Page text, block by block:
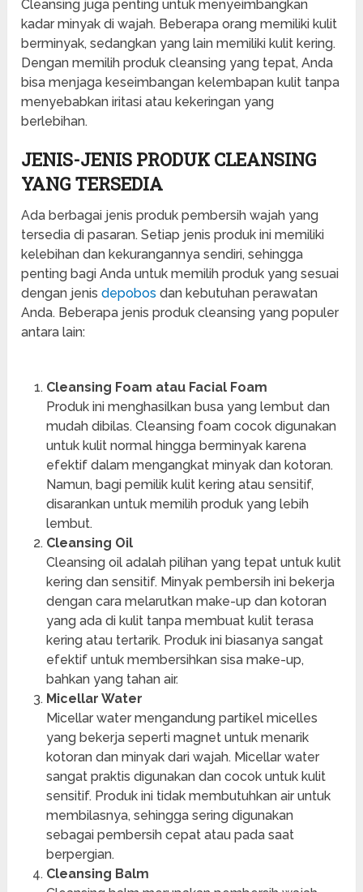
Cleansing juga penting untuk menyeimbangkan
kadar minyak di wajah. Beberapa orang memiliki kulit
berminyak, sedangkan yang lain memiliki kulit kering.
Dengan memilih produk cleansing yang tepat, Anda
bisa menjaga keseimbangan kelembapan kulit tanpa
menyebabkan iritasi atau kekeringan yang
berlebihan.
JENIS-JENIS PRODUK CLEANSING
YANG TERSEDIA
Ada berbagai jenis produk pembersih wajah yang
tersedia di pasaran. Setiap jenis produk ini memiliki
kelebihan dan kekurangannya sendiri, sehingga
penting bagi Anda untuk memilih produk yang sesuai
dengan jenisdepobos dan kebutuhan perawatan
Anda. Beberapa jenis produk cleansing yang populer
antara lain:
Cleansing Foam atau Facial Foam
Produk ini menghasilkan busa yang lembut dan
mudah dibilas. Cleansing foam cocok digunakan
untuk kulit normal hingga berminyak karena
efektif dalam mengangkat minyak dan kotoran.
Namun, bagi pemilik kulit kering atau sensitif,
disarankan untuk memilih produk yang lebih
lembut.
Cleansing Oil
Cleansing oil adalah pilihan yang tepat untuk kulit
kering dan sensitif. Minyak pembersih ini bekerja
dengan cara melarutkan make-up dan kotoran
yang ada di kulit tanpa membuat kulit terasa
kering atau tertarik. Produk ini biasanya sangat
efektif untuk membersihkan sisa make-up,
bahkan yang tahan air.
Micellar Water
Micellar water mengandung partikel micelles
yang bekerja seperti magnet untuk menarik
kotoran dan minyak dari wajah. Micellar water
sangat praktis digunakan dan cocok untuk kulit
sensitif. Produk ini tidak membutuhkan air untuk
membilasnya, sehingga sering digunakan
sebagai pembersih cepat atau pada saat
berpergian.
Cleansing Balm